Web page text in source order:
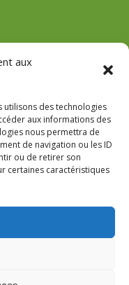
aux
utilisons des technologies
aux informations des
nous permettra de
de navigation ou les ID
ou de retirer son
certaines caractéristiques
des données